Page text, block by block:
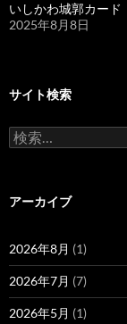
いしかわ城郭カード
2025年8月8日
サイト検索
検
索:
アーカイブ
2026年8月 (1)
2026年7月 (7)
2026年5月 (1)